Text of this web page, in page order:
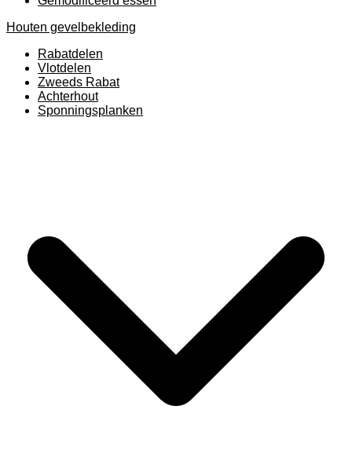
Houten gevelbekleding
Rabatdelen
Vlotdelen
Zweeds Rabat
Achterhout
Sponningsplanken